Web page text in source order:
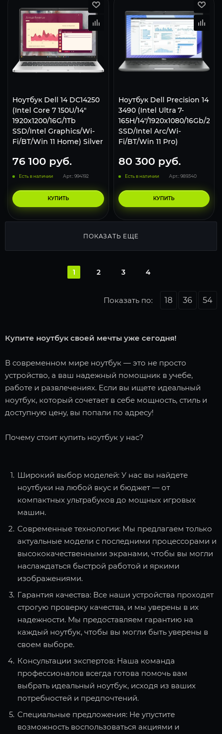
Ноутбук Dell 14 DС14250
(Intel Core 7 150U/14"
1920x1200/16G/1Tb
SSD/Intel Graphics/Wi-
Fi/BT/Win 11 Home) Silver
76 100 руб.
Есть в наличии Арт.: 994192
КУПИТЬ
Ноутбук Dell Precision 14
3490 (Intel Ultra 7-
165H/14"/1920x1080/16Gb/
SSD/Intel Arc/Wi-
Fi/BT/Win 11 Pro)
80 300руб.
Есть в наличии Арт.: 989340
КУПИТЬ
ПОКАЗАТЬ ЕЩЕ
1 2 3 4
Показать по: 18 36 54
Купите ноутбук своей мечты уже сегодня!
В современном мире ноутбук — это не просто
устройство, а ваш надежный помощник в учебе,
работе и развлечениях. Если вы ищете идеальный
ноутбук, который сочетает в себе мощность, стиль и
доступную цену, вы попали по адресу!
Почему стоит купить ноутбук у нас?
Широкий выбор моделей: У нас вы найдете
ноутбуки на любой вкус и бюджет — от
компактных ультрабуков до мощных игровых
машин.
Современные технологии: Мы предлагаем только
актуальные модели с последними процессорами и
высококачественными экранами, чтобы вы могли
наслаждаться быстрой работой и яркими
изображениями.
Гарантия качества: Все наши устройства проходят
строгую проверку качества, и мы уверены в их
надежности. Мы предоставляем гарантию на
каждый ноутбук, чтобы вы могли быть уверены в
своем выборе.
Консультации экспертов: Наша команда
профессионалов всегда готова помочь вам
выбрать идеальный ноутбук, исходя из ваших
потребностей и предпочтений.
Специальные предложения: Не упустите
возможность воспользоваться акциями и